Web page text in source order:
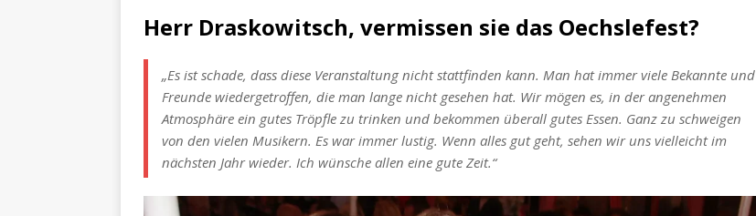
Herr Draskowitsch, vermissen sie das Oechslefest?
„Es ist schade, dass diese Veranstaltung nicht stattfinden kann. Man hat immer viele Bekannte und
Freunde wiedergetroffen, die man lange nicht gesehen hat. Wir mögen es, in der angenehmen
Atmosphäre ein gutes Tröpfle zu trinken und bekommen überall gutes Essen. Ganz zu schweigen
von den vielen Musikern. Es war immer lustig. Wenn alles gut geht, sehen wir uns vielleicht im
nächsten Jahr wieder. Ich wünsche allen eine gute Zeit.“